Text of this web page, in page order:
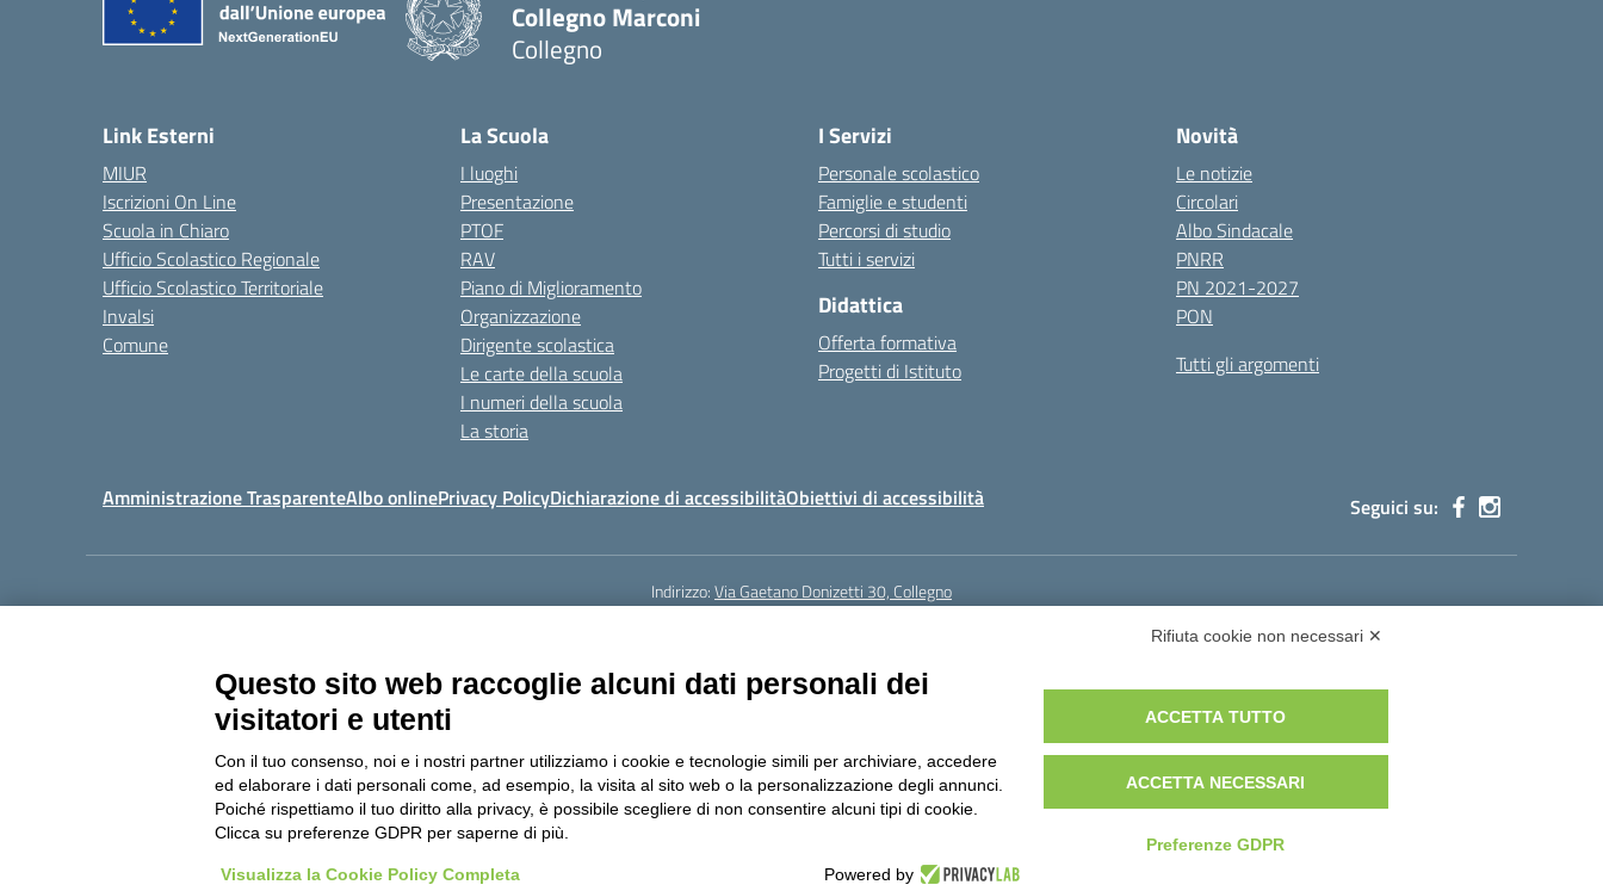
Collegno Marconi
Collegno
Link Esterni
MIUR
Iscrizioni On Line
Scuola in Chiaro
Ufficio Scolastico Regionale
Ufficio Scolastico Territoriale
Invalsi
Comune
La Scuola
I luoghi
Presentazione
PTOF
RAV
Piano di Miglioramento
Organizzazione
Dirigente scolastica
Le carte della scuola
I numeri della scuola
La storia
I Servizi
Personale scolastico
Famiglie e studenti
Percorsi di studio
Tutti i servizi
Didattica
Offerta formativa
Progetti di Istituto
Novità
Le notizie
Circolari
Albo Sindacale
PNRR
PN 2021-2027
PON
Tutti gli argomenti
Amministrazione TrasparenteAlbo onlinePrivacy PolicyDichiarazione di accessibilitàObiettivi di accessibilità Seguici su:
Indirizzo:Via Gaetano Donizetti 30, Collegno
Codice meccanografico:toic8cg002
Copyright 2023 © ISTITUTO COMPRENSIVO "GUGLIELMO MARCONI" | PEC: TOIC8CG002@pec.istruzione.it
Idea e progetto di Designers Italia
Rifiuta cookie non necessari ✕
Questo sito web raccoglie alcuni dati personali dei
visitatori e utenti
Con il tuo consenso, noi e i nostri partner utilizziamo i cookie e tecnologie simili per archiviare, accedere
ed elaborare i dati personali come, ad esempio, la visita al sito web o la personalizzazione degli annunci.
Poiché rispettiamo il tuo diritto alla privacy, è possibile scegliere di non consentire alcuni tipi di cookie.
Clicca su preferenze GDPR per saperne di più.
Visualizza la Cookie Policy Completa Powered by
ACCETTA TUTTO
ACCETTA NECESSARI
Preferenze GDPR